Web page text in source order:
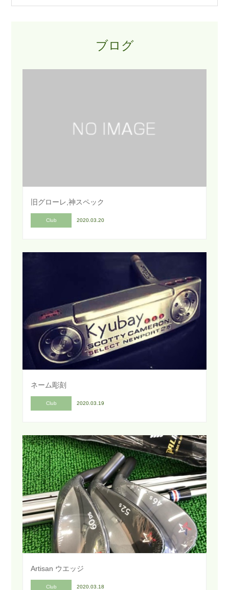
ブログ
旧グローレ,神スペック
Club 2020.03.20
ネーム彫刻
Club 2020.03.19
Artisan ウエッジ
Club 2020.03.18